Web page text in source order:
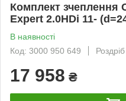
Комплект зчеплення
Expert 2.0HDi 11-
В наявності
Код: 3000 950 649
Роздріб
17 958 ₴